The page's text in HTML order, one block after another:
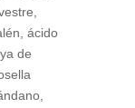
ácido
de